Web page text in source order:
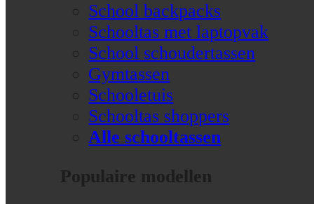
School backpacks
Schooltas met laptopvak
School schoudertassen
Gymtassen
Schooletuis
Schooltas shoppers
Alle schooltassen
Populaire modellen